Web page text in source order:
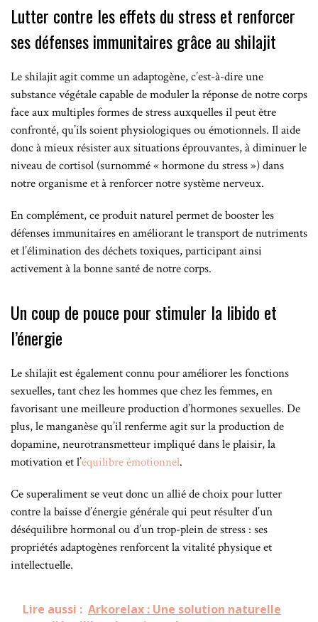
Lutter contre les effets du stress et renforcer
ses défenses immunitaires grâce au shilajit
Le shilajit agit comme un adaptogène, c’est-à-dire une
substance végétale capable de moduler la réponse de notre corps
face aux multiples formes de stress auxquelles il peut être
confronté, qu’ils soient physiologiques ou émotionnels. Il aide
donc à mieux résister aux situations éprouvantes, à diminuer le
niveau de cortisol (surnommé « hormone du stress ») dans
notre organisme et à renforcer notre système nerveux.
En complément, ce produit naturel permet de booster les
défenses immunitaires en améliorant le transport de nutriments
et l’élimination des déchets toxiques, participant ainsi
activement à la bonne santé de notre corps.
Un coup de pouce pour stimuler la libido et
l’énergie
Le shilajit est également connu pour améliorer les fonctions
sexuelles, tant chez les hommes que chez les femmes, en
favorisant une meilleure production d’hormones sexuelles. De
plus, le manganèse qu’il renferme agit sur la production de
dopamine, neurotransmetteur impliqué dans le plaisir, la
motivation et l’équilibre émotionnel.
Ce superaliment se veut donc un allié de choix pour lutter
contre la baisse d’énergie générale qui peut résulter d’un
déséquilibre hormonal ou d’un trop-plein de stress : ses
propriétés adaptogènes renforcent la vitalité physique et
intellectuelle.
Lire aussi : Arkorelax : Une solution naturelle